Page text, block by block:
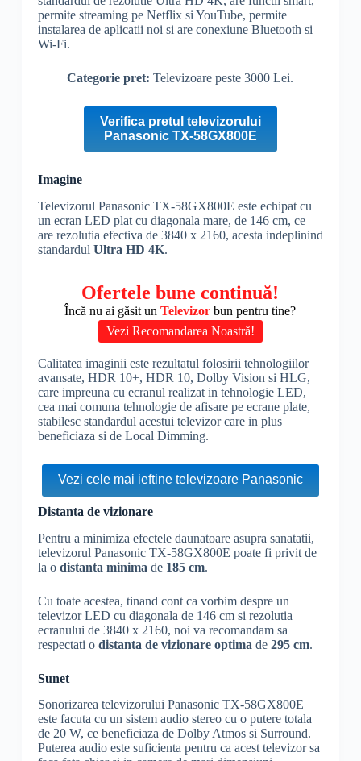
permite streaming pe Netflix si YouTube, permite
instalarea de aplicatii noi si are conexiune Bluetooth si
Wi-Fi.
Categorie pret:Televizoare peste 3000 Lei.
Verifica pretul televizorului
Panasonic TX-58GX800E
Imagine
Televizorul Panasonic TX-58GX800E este echipat cu
un ecran LED plat cu diagonala mare, de 146 cm, ce
are rezolutia efectiva de 3840 x 2160, acesta indeplinind
standardul Ultra HD 4K.
Ofertele bune continuă!
Încă nu ai găsit unTelevizorbun pentru tine?
Vezi Recomandarea Noastră!
Calitatea imaginii este rezultatul folosirii tehnologiilor
avansate, HDR 10+, HDR 10, Dolby Vision si HLG,
care impreuna cu ecranul realizat in tehnologie LED,
cea mai comuna tehnologie de afisare pe ecrane plate,
stabilesc standardul acestui televizor care in plus
beneficiaza si de Local Dimming.
Vezi cele mai ieftine televizoare Panasonic
Distanta de vizionare
Pentru a minimiza efectele daunatoare asupra sanatatii,
televizorul Panasonic TX-58GX800E poate fi privit de
la o distanta minima de 185 cm.
Cu toate acestea, tinand cont ca vorbim despre un
televizor LED cu diagonala de 146 cm si rezolutia
ecranului de 3840 x 2160, noi va recomandam sa
respectati o distanta de vizionare optima de 295 cm.
Sunet
Sonorizarea televizorului Panasonic TX-58GX800E
este facuta cu un sistem audio stereo cu o putere totala
de 20 W, ce beneficiaza de DolbyAtmos si Surround.
Puterea audio este suficienta pentru ca acest televizor sa